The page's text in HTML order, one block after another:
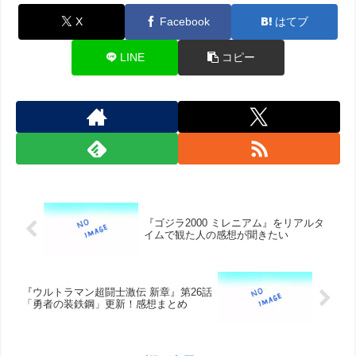
X Facebook はてブ
LINE コピー
『ゴジラ2000 ミレニアム』をリアルタ
イムで観た人の感想が聞きたい
『ウルトラマン超闘士激伝 新章』第26話
「勇者の装鉄鋼」更新！感想まとめ